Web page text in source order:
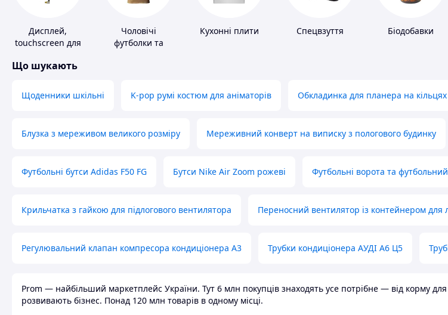
Дисплей,
touchscreen для
Чоловічі
футболки та
Кухонні плити Спецвзуття Біодобавки
Що шукають
Щоденники шкільні K-pop румі костюм для аніматорів Обкладинка для планера на
Блузка з мереживом великого розміру Мереживний конверт на виписку з пологового будинку
Футбольні бутси Adidas F50 FG Бутси Nike Air Zoom рожеві Футбольні ворота та
Крильчатка з гайкою для підлогового вентилятора Переносний вентилятор із контейнером для
Регулювальний клапан компресора кондиціонера А3 Трубки кондиціонера АУДІ А6 Ц5
Prom — найбільший маркетплейс України. Тут 6 млн покупців знаходять усе потрібне — від корму
розвивають бізнес. Понад 120 млн товарів в одному місці.